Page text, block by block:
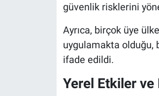
güvenlik risklerini
Ayrıca, birçok üye
uygulamakta olduğu,
ifade edildi.
Yerel Etkiler